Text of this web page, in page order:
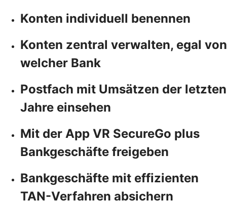
Konten individuell benennen
Konten zentral verwalten, egal von
welcher Bank
Postfach mit Umsätzen der letzten
Jahre einsehen
Mit der App VR SecureGo plus
Bankgeschäfte freigeben
Bankgeschäfte mit effizienten
TAN-Verfahren absichern